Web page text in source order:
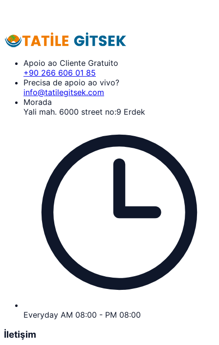
Apoio ao Cliente Gratuito
+90 266 606 01 85
Precisa de apoio ao vivo?
info@tatilegitsek.com
Morada
Yali mah. 6000 street no:9 Erdek
Everyday AM 08:00 - PM 08:00
İletişim